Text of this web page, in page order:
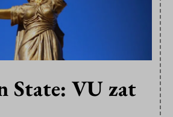
State: VU zat